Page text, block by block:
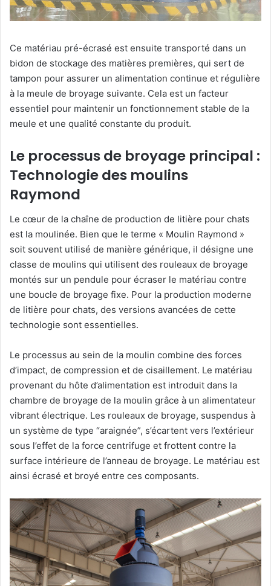
Ce matériau pré-écrasé est ensuite transporté dans un
bidon de stockage des matières premières, qui sert de
tampon pour assurer un alimentation continue et régulière
à la meule de broyage suivante. Cela est un facteur
essentiel pour maintenir un fonctionnement stable de la
meule et une qualité constante du produit.
Le processus de broyage principal :
Technologie des moulins
Raymond
Le cœur de la chaîne de production de litière pour chats
est la moulinée. Bien que le terme « Moulin Raymond »
soit souvent utilisé de manière générique, il désigne une
classe de moulins qui utilisent des rouleaux de broyage
montés sur un pendule pour écraser le matériau contre
une boucle de broyage fixe. Pour la production moderne
de litière pour chats, des versions avancées de cette
technologie sont essentielles.
Le processus au sein de la moulin combine des forces
d’impact, de compression et de cisaillement. Le matériau
provenant du hôte d’alimentation est introduit dans la
chambre de broyage de la moulin grâce à un alimentateur
vibrant électrique. Les rouleaux de broyage, suspendus à
un système de type “araignée”, s’écartent vers l’extérieur
sous l’effet de la force centrifuge et frottent contre la
surface intérieure de l’anneau de broyage. Le matériau est
ainsi écrasé et broyé entre ces composants.